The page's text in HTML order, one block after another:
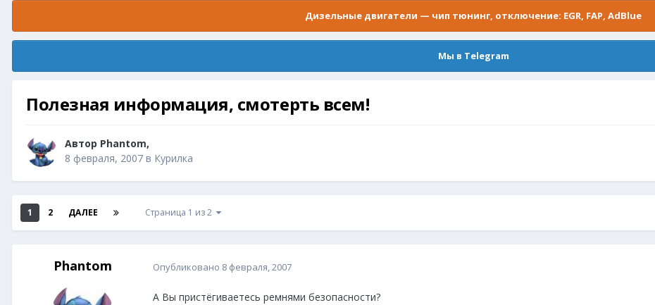
Дизельные двигатели — чип тюнинг, отключение: EGR, FAP, AdBlue
Мы в Telegram
Полезная информация, смотерть всем!
Автор Phantom,
8 февраля, 2007 в Курилка
1 2 ДАЛЕЕ Страница 1 из 2
Phantom Опубликовано 8 февраля, 2007
А Вы пристёгиваетесь ремнями безопасности?